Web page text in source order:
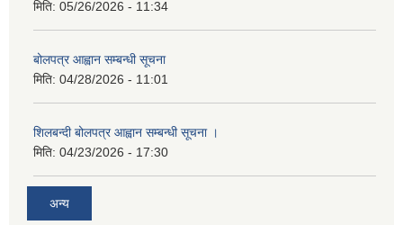
मिति: 05/26/2026 - 11:34
बोलपत्र आह्वान सम्बन्धी सूचना
मिति: 04/28/2026 - 11:01
शिलबन्दी बोलपत्र आह्वान सम्बन्धी सूचना ।
मिति: 04/23/2026 - 17:30
अन्य